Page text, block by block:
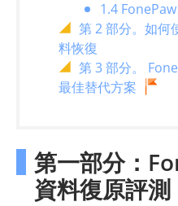
1.4
第 2 部分。如何
料恢復
第 3 部分。
最佳替代方案
第一部分：
資料復原評測